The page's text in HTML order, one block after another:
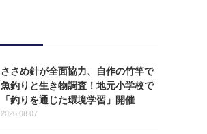
ささめ針が全面協力、自作の竹竿で
魚釣りと生き物調査！地元小学校で
「釣りを通じた環境学習」開催
2026.08.07